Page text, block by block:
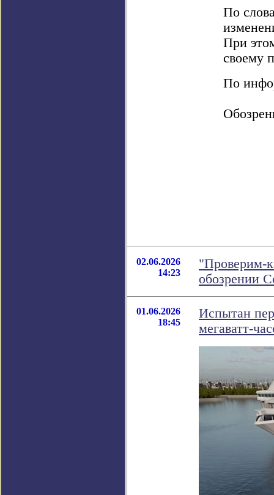
По
При
своему
По
02.06.2026
14:23
"Проверим-
обозрении
01.06.2026
18:45
Испытан
мегаватт-